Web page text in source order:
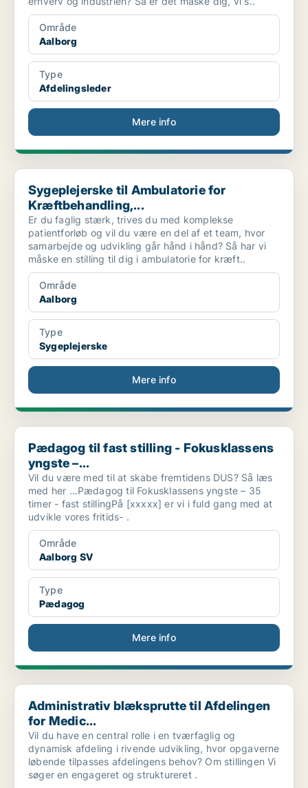
Område
Aalborg
Type
Afdelingsleder
Mere info
Sygeplejerske til Ambulatorie for Kræftbehandling,...
Sygeplejerske til Ambulatorie for
Kræftbehandling,...
Er du faglig stærk, trives du med komplekse
patientforløb og vil du være en del af et team, hvor
samarbejde og udvikling går hånd i hånd? Så har vi
måske en stilling til dig i ambulatorie for kræft..
Område
Aalborg
Type
Sygeplejerske
Mere info
Pædagog til fast stilling - Fokusklassens yngste –...
Pædagog til fast stilling - Fokusklassens
yngste –...
Vil du være med til at skabe fremtidens DUS? Så læs
med her …Pædagog til Fokusklassens yngste – 35
timer - fast stillingPå [xxxxx] er vi i fuld gang med at
udvikle vores fritids- .
Område
Aalborg SV
Type
Pædagog
Mere info
Administrativ blæksprutte til Afdelingen for Medic...
Administrativ blæksprutte til Afdelingen
for Medic...
Vil du have en central rolle i en tværfaglig og
dynamisk afdeling i rivende udvikling, hvor opgaverne
løbende tilpasses afdelingens behov? Om stillingen Vi
søger en engageret og struktureret .